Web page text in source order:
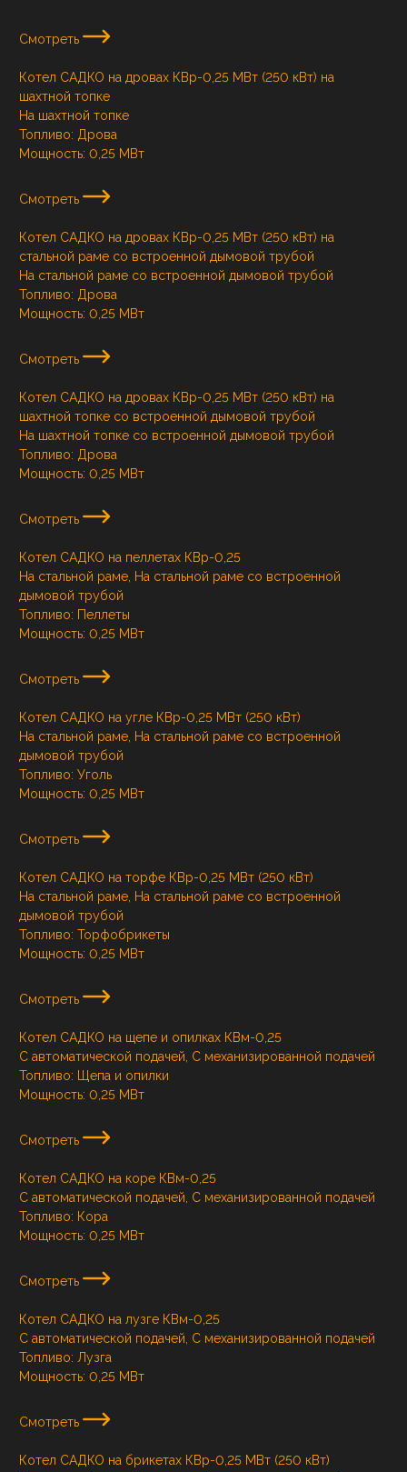
Смотреть
Котел САДКО на дровах КВр-0,25 МВт (250 кВт) на
шахтной топке
На шахтной топке
Топливо: Дрова
Мощность: 0,25 МВт
Смотреть
Котел САДКО на дровах КВр-0,25 МВт (250 кВт) на
стальной раме со встроенной дымовой трубой
На стальной раме со встроенной дымовой трубой
Топливо: Дрова
Мощность: 0,25 МВт
Смотреть
Котел САДКО на дровах КВр-0,25 МВт (250 кВт) на
шахтной топке со встроенной дымовой трубой
На шахтной топке со встроенной дымовой трубой
Топливо: Дрова
Мощность: 0,25 МВт
Смотреть
Котел САДКО на пеллетах КВр-0,25
На стальной раме, На стальной раме со встроенной
дымовой трубой
Топливо: Пеллеты
Мощность: 0,25 МВт
Смотреть
Котел САДКО на угле КВр-0,25 МВт (250 кВт)
На стальной раме, На стальной раме со встроенной
дымовой трубой
Топливо: Уголь
Мощность: 0,25 МВт
Смотреть
Котел САДКО на торфе КВр-0,25 МВт (250 кВт)
На стальной раме, На стальной раме со встроенной
дымовой трубой
Топливо: Торфобрикеты
Мощность: 0,25 МВт
Смотреть
Котел САДКО на щепе и опилках КВм-0,25
С автоматической подачей, С механизированной подачей
Топливо:
Щепа и опилки
Мощность: 0,25 МВт
Смотреть
Котел САДКО на коре КВм-0,25
С автоматической подачей, С механизированной подачей
Топливо: Кора
Мощность: 0,25 МВт
Смотреть
Котел САДКО на лузге КВм-0,25
С автоматической подачей, С механизированной подачей
Топливо: Лузга
Мощность: 0,25 МВт
Смотреть
Котел САДКО на брикетах КВр-0,25 МВт (250 кВт)